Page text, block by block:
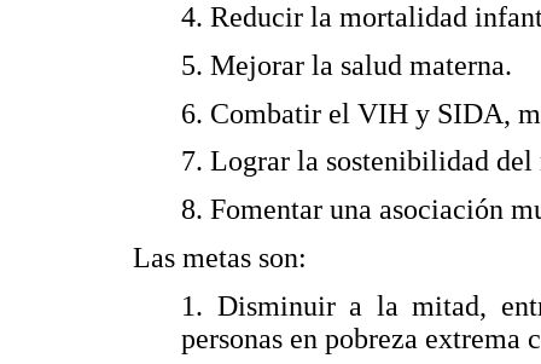
4. Reducir la mortalidad
5. Mejorar la salud materna.
6. Combatir el VIH y SIDA,
7. Lograr la sostenibilidad
8. Fomentar una asociación
Las metas son:
1. Disminuir a la mitad,
personas en pobreza extrema